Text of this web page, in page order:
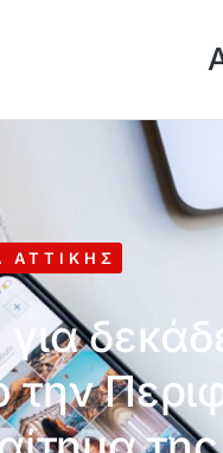
ΑΤΤΙΚΉΣ
την